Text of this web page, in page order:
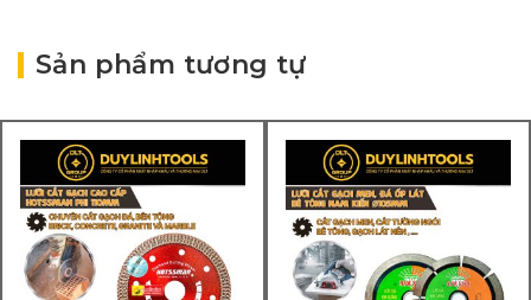
Sản phẩm tương tự